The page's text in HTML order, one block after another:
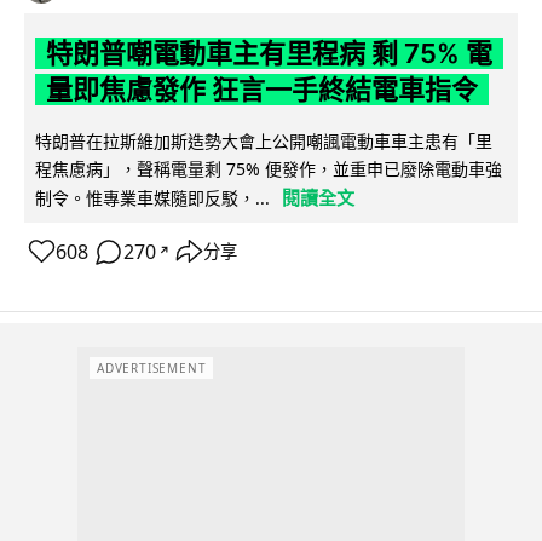
特朗普嘲電動車主有里程病 剩 75% 電
量即焦慮發作 狂言一手終結電車指令
特朗普在拉斯維加斯造勢大會上公開嘲諷電動車車主患有「里
程焦慮病」，聲稱電量剩 75% 便發作，並重申已廢除電動車強
制令。惟專業車媒隨即反駁，...
閱讀全文
608 270 ↗ 分享
ADVERTISEMENT